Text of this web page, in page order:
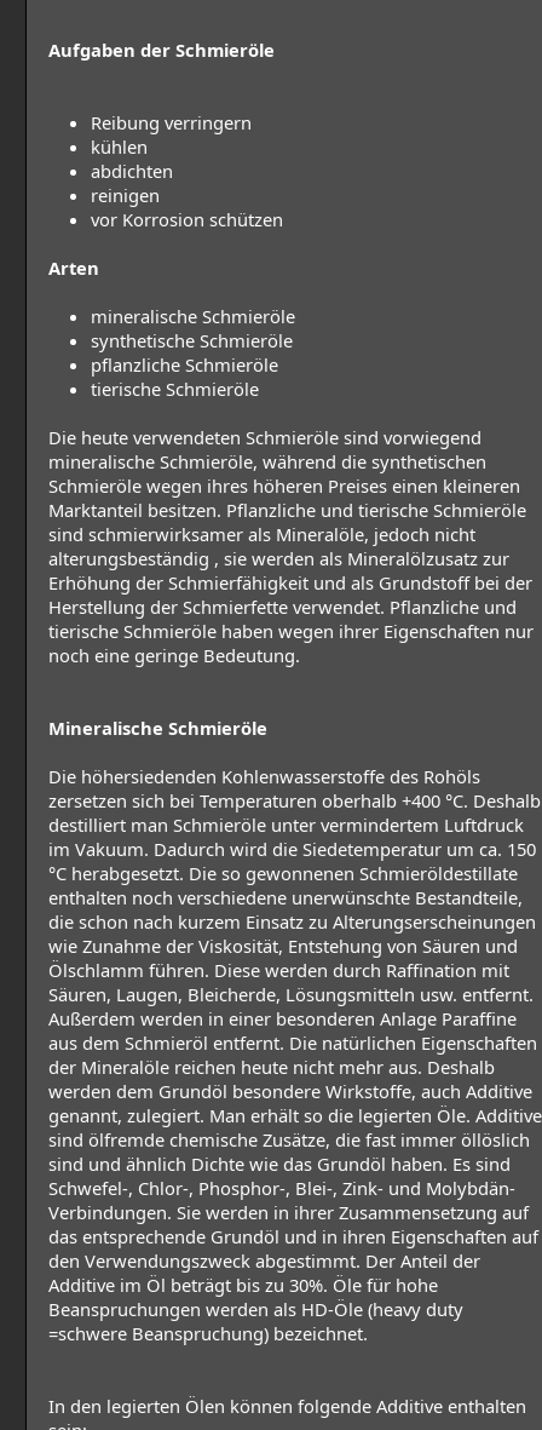
Aufgaben der Schmieröle
Reibung verringern
kühlen
abdichten
reinigen
vor Korrosion schützen
Arten
mineralische Schmieröle
synthetische Schmieröle
pflanzliche Schmieröle
tierische Schmieröle
Die heute verwendeten Schmieröle sind vorwiegend
mineralische Schmieröle, während die synthetischen
Schmieröle wegen ihres höheren Preises einen kleineren
Marktanteil besitzen. Pflanzliche und tierische Schmieröle
sind schmierwirksamer als Mineralöle, jedoch nicht
alterungsbeständig , sie werden als Mineralölzusatz zur
Erhöhung der Schmierfähigkeit und als Grundstoff bei der
Herstellung der Schmierfette verwendet. Pflanzliche und
tierische Schmieröle haben wegen ihrer Eigenschaften nur
noch eine geringe Bedeutung.
Mineralische Schmieröle
Die höhersiedenden Kohlenwasserstoffe des Rohöls
zersetzen sich bei Temperaturen oberhalb +400 °C. Deshalb
destilliert man Schmieröle unter vermindertem Luftdruck
im Vakuum. Dadurch wird die Siedetemperatur um ca. 150
°C herabgesetzt. Die so gewonnenen Schmieröldestillate
enthalten noch verschiedene unerwünschte Bestandteile,
die schon nach kurzem Einsatz zu Alterungserscheinungen
wie Zunahme der Viskosität, Entstehung von Säuren und
Ölschlamm führen. Diese werden durch Raffination mit
Säuren, Laugen, Bleicherde, Lösungsmitteln usw. entfernt.
Außerdem werden in einer besonderen Anlage Paraffine
aus dem Schmieröl entfernt. Die natürlichen Eigenschaften
der Mineralöle reichen heute nicht mehr aus. Deshalb
werden dem Grundöl besondere Wirkstoffe, auch Additive
genannt, zulegiert. Man erhält so die legierten Öle. Additive
sind ölfremde chemische Zusätze, die fast immer öllöslich
sind und ähnlich Dichte wie das Grundöl haben. Es sind
Schwefel-, Chlor-, Phosphor-, Blei-, Zink- und Molybdän-
Verbindungen. Sie werden in ihrer Zusammensetzung auf
das entsprechende Grundöl und in ihren Eigenschaften auf
den Verwendungszweck abgestimmt. Der Anteil der
Additive im Öl beträgt bis zu 30%. Öle für hohe
Beanspruchungen werden als HD-Öle (heavy duty
=schwere Beanspruchung) bezeichnet.
In den legierten Ölen können folgende Additive enthalten